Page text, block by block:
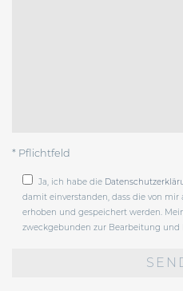
* Pflichtfeld
Ja, ich habe die
damit einverstanden, dass die von
erhoben und gespeichert werden.
zweckgebunden zur Bearbeitung